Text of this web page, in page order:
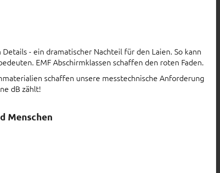
- ein dramatischer Nachteil für den Laien. So kann
EMF Abschirmklassen schaffen den roten Faden.
schaffen unsere messtechnische Anforderung
dB zählt!
Menschen